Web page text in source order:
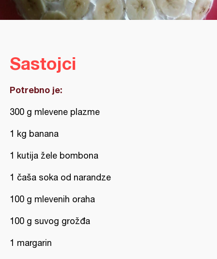
Sastojci
Potrebno je:
300 g mlevene plazme
1 kg banana
1 kutija žele bombona
1 čaša soka od narandze
100 g mlevenih oraha
100 g suvog grožđa
1 margarin